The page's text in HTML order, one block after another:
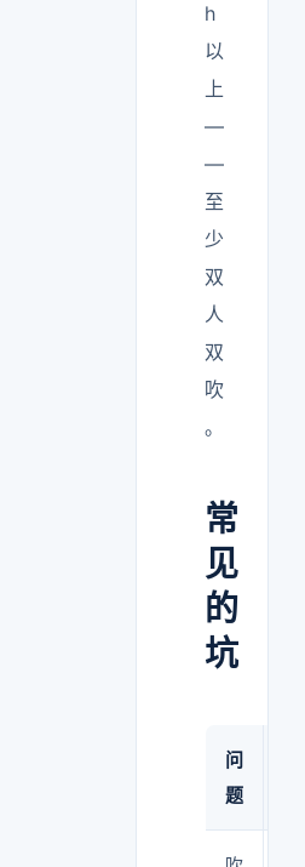
h
以
上
—
—
至
少
双
人
双
吹
。
常
见
的
坑
问
题